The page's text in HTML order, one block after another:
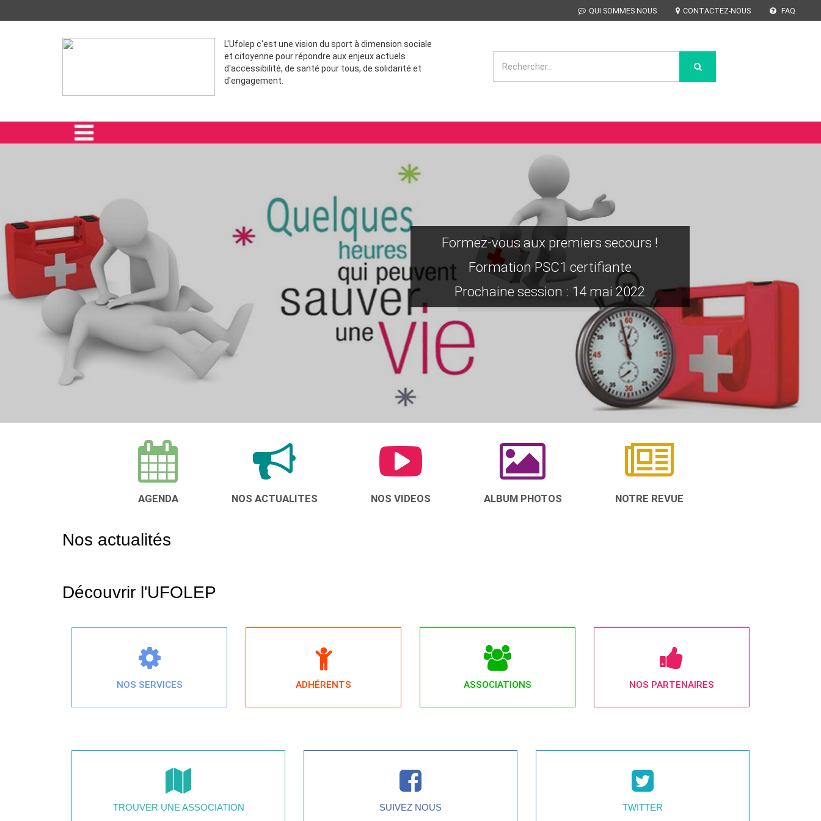
QUI SOMMES NOUS CONTACTEZ-NOUS FAQ
L'Ufolep c'est une vision du sport à dimension sociale
et citoyenne pour répondre aux enjeux actuels
d'accessibilité, de santé pour tous, de solidarité et
d'engagement.
ACTIONS THÉMATIQUES
FORMATION
VIE ASSOCIATIVE
ADHÉRER
Formez-vous aux premiers secours !
Formation PSC1 certifiante
Prochaine session : 14 mai 2022
FINALE UFOSTREET
AGENDA NOS ACTUALITES NOS VIDEOS ALBUM PHOTOS NOTRE REVUE
Nos actualités
Découvrir l'UFOLEP
NOS SERVICES ADHÉRENTS ASSOCIATIONS NOS PARTENAIRES
TROUVER UNE ASSOCIATION SUIVEZ NOUS TWITTER